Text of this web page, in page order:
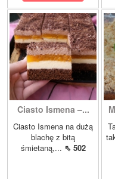
Ciasto Ismena –...
Ciasto Ismena na dużą
blachę z bitą
śmietaną,... ⇖ 502